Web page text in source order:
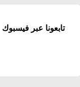
تابعونا عبر فيسبوك